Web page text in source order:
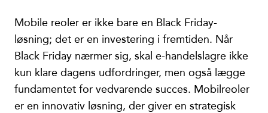
Mobile reoler er ikke bare en Black Friday-
løsning; det er en investering i fremtiden. Når
Black Friday nærmer sig, skal e-handelslagre ikke
kun klare dagens udfordringer, men også lægge
fundamentet for vedvarende succes. Mobilreoler
er en innovativ løsning, der giver en strategisk